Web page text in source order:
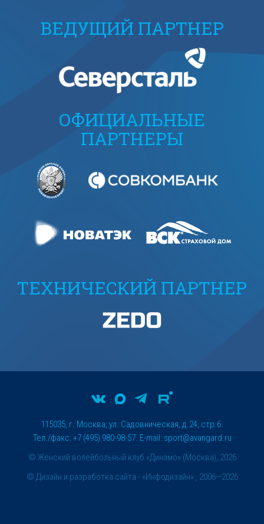
ВЕДУЩИЙ ПАРТНЕР
ОФИЦИАЛЬНЫЕ
ПАРТНЕРЫ
ТЕХНИЧЕСКИЙ ПАРТНЕР
© Женский волейбольный клуб «Динамо» (Москва), 2026
115035, г. Москва, ул. Садовническая, д.24, стр.6.
Тел./факс: +7 (495) 980-98-57. E-mail: sport@avangard.ru
© Дизайн и разработка сайта - «Инфодизайн» , 2006—2026